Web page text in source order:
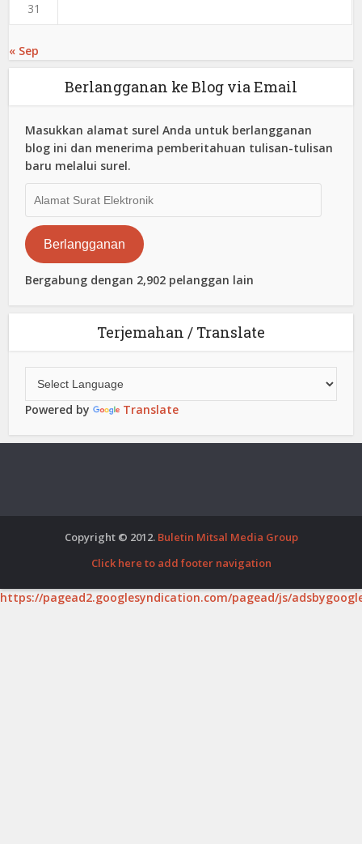
31
« Sep
Berlangganan ke Blog via Email
Masukkan alamat surel Anda untuk berlangganan
blog ini dan menerima pemberitahuan tulisan-tulisan
baru melalui surel.
Surat
Elektronik
Berlangganan
Bergabung dengan 2,902 pelanggan lain
Terjemahan / Translate
Powered by Translate
Copyright © 2012. Buletin Mitsal Media Group
Click here to add footer navigation
https://pagead2.googlesyndication.com/pagead/js/